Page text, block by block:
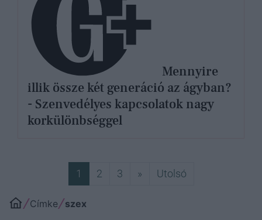
illik össze két generáció az ágyban?
- Szenvedélyes kapcsolatok nagy
korkülönbséggel
1 2 3 »Következő
UtolsóUtolsó
Címke szex